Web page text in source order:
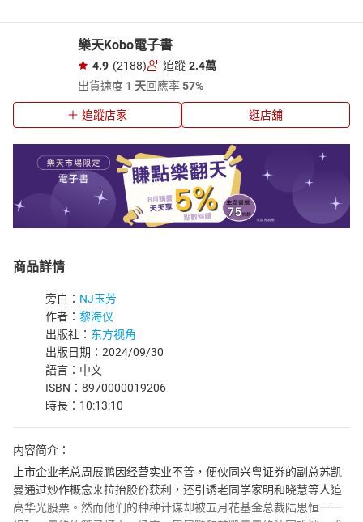
樂天Kobo電子書
4.9 (2188) 追蹤 2.4萬
出貨速度 1 天回應率57%
追蹤店家 逛店舖
商品詳情
旁白： NJ玉芳
作者： 黎海仪
出版社： 东方视角
出版日期：2024/09/30
語言：中文
ISBN：8970000019206
時長：10:13:10
内容简介：
上市企业老总周展鹏因经营实业不善，便伙同兴粤证券的副总苏凯
曼通过炒作概念来拉抬股价获利，还引诱老同学家明和晓慧等人追
高华光股票。然而他们的种种计谋却被五月花基金总裁陆思恒一一